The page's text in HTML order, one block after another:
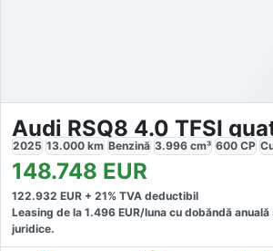
2025 13.000 km Benzină 3.996 cm³ 600 CP
148.748 EUR
122.932 EUR + 21% TVA deductibil
Leasing de la 1.496 EUR/luna cu dobăndă anuală
juridice.